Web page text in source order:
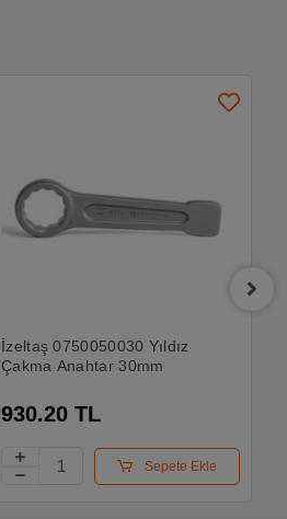
İzeltaş 0750050030 Yıldız
Çakma Anahtar 30mm
930.20 TL
Sepete Ekle